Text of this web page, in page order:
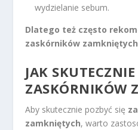
wydzielanie sebum.
Dlatego też często
zaskórników
JAK
ZASKÓRNIKÓW
Aby skutecznie pozbyć się
zamkniętych, warto